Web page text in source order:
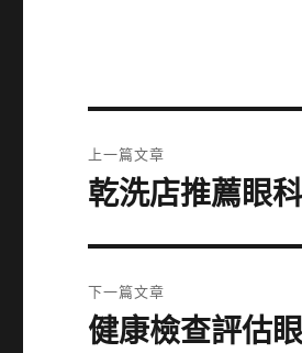
章
上一篇文章
上
篇
章:
乾洗店推薦眼
下一篇文章
下
健康檢查評估